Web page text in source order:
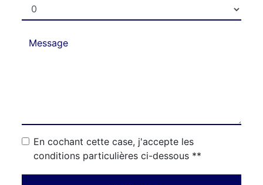
En cochant cette case, j'accepte les
conditions particulières ci-dessous **